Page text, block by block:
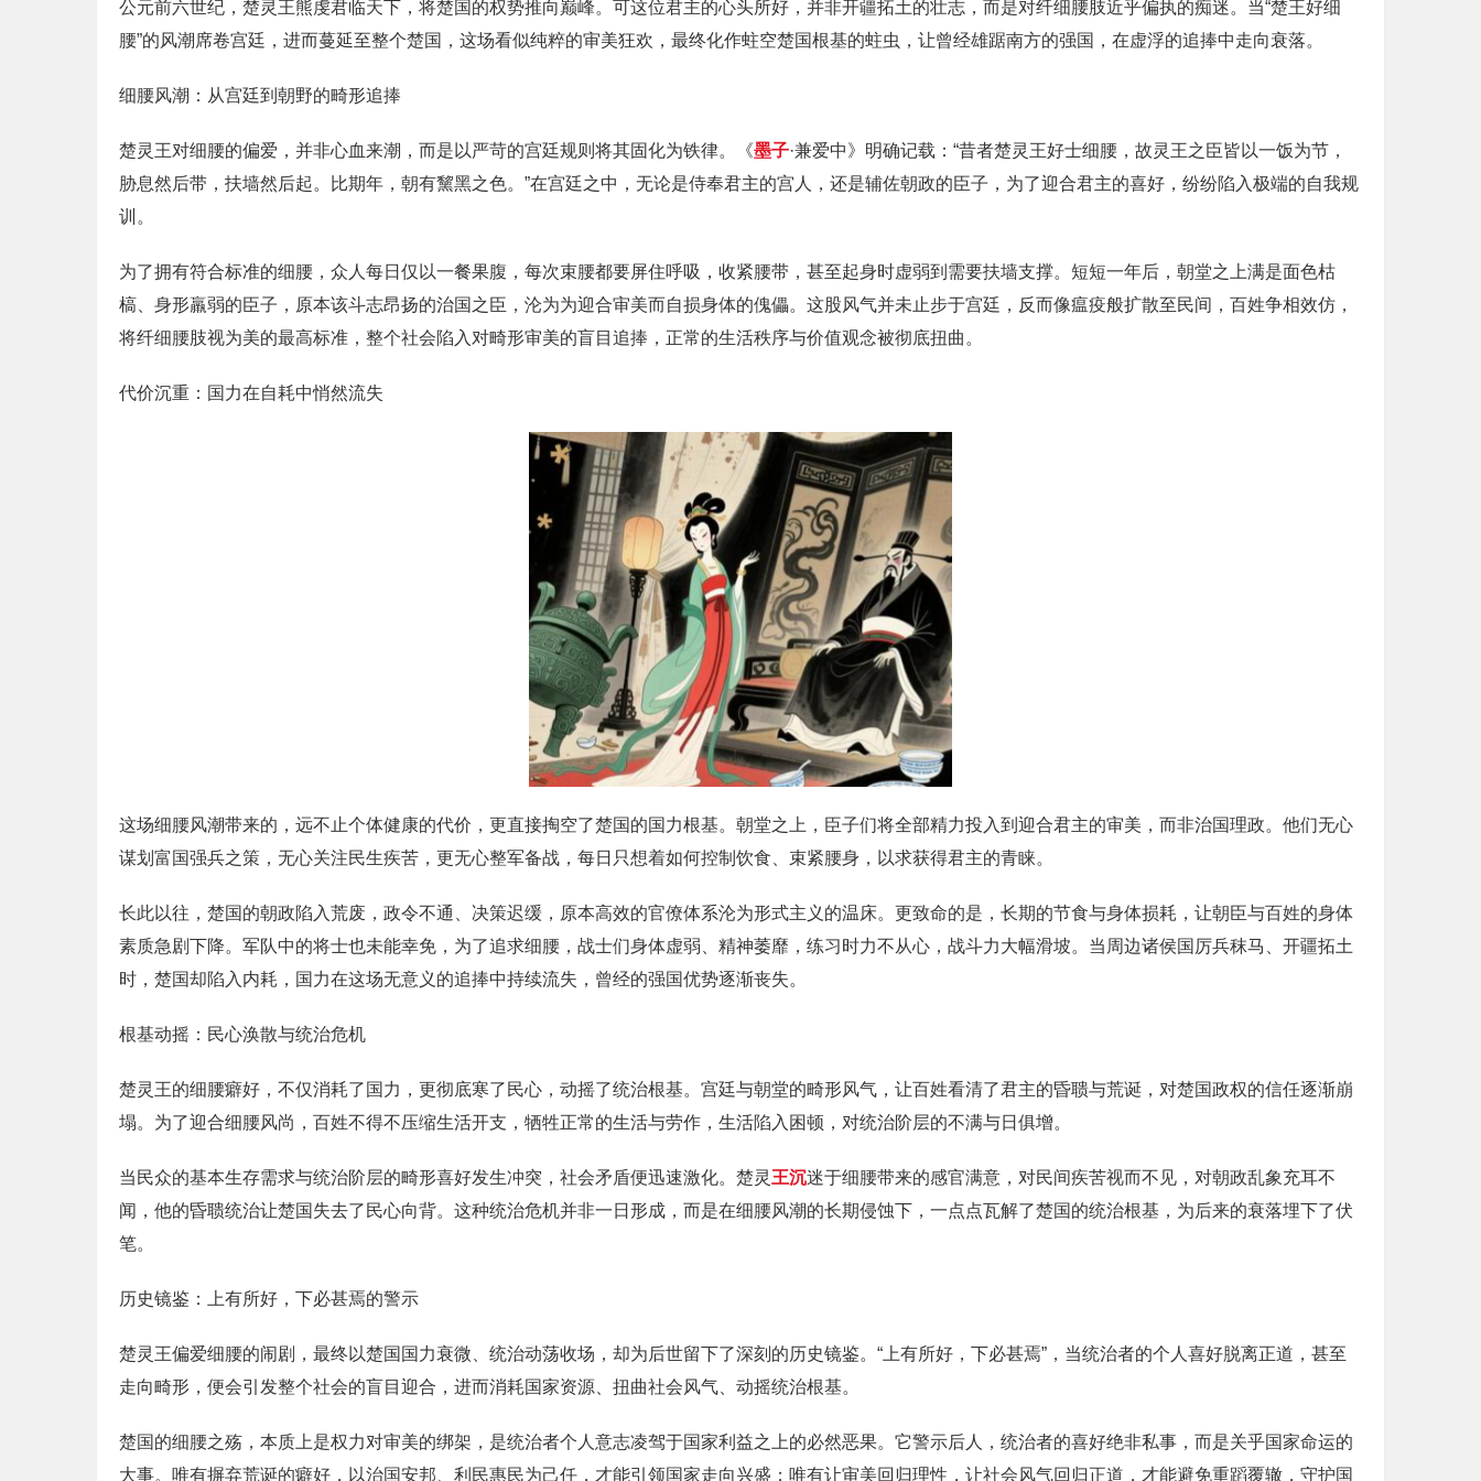
公元前六世纪，楚灵王熊虔君临天下，将楚国的权势推向巅峰。可这位君主的心头所好，并非开疆拓土的壮志，而是对纤细腰肢近乎偏执的痴迷。当“楚王好细
腰”的风潮席卷宫廷，进而蔓延至整个楚国，这场看似纯粹的审美狂欢，最终化作蛀空楚国根基的蛀虫，让曾经雄踞南方的强国，在虚浮的追捧中走向衰落。
细腰风潮：从宫廷到朝野的畸形追捧
楚灵王对细腰的偏爱，并非心血来潮，而是以严苛的宫廷规则将其固化为铁律。《墨子·兼爱中》明确记载：“昔者楚灵王好士细腰，故灵王之臣皆以一饭为节，
胁息然后带，扶墙然后起。比期年，朝有黧黑之色。”在宫廷之中，无论是侍奉君主的宫人，还是辅佐朝政的臣子，为了迎合君主的喜好，纷纷陷入极端的自我规
训。
为了拥有符合标准的细腰，众人每日仅以一餐果腹，每次束腰都要屏住呼吸，收紧腰带，甚至起身时虚弱到需要扶墙支撑。短短一年后，朝堂之上满是面色枯
槁、身形羸弱的臣子，原本该斗志昂扬的治国之臣，沦为为迎合审美而自损身体的傀儡。这股风气并未止步于宫廷，反而像瘟疫般扩散至民间，百姓争相效仿，
将纤细腰肢视为美的最高标准，整个社会陷入对畸形审美的盲目追捧，正常的生活秩序与价值观念被彻底扭曲。
代价沉重：国力在自耗中悄然流失
这场细腰风潮带来的，远不止个体健康的代价，更直接掏空了楚国的国力根基。朝堂之上，臣子们将全部精力投入到迎合君主的审美，而非治国理政。他们无心
谋划富国强兵之策，无心关注民生疾苦，更无心整军备战，每日只想着如何控制饮食、束紧腰身，以求获得君主的青睐。
长此以往，楚国的朝政陷入荒废，政令不通、决策迟缓，原本高效的官僚体系沦为形式主义的温床。更致命的是，长期的节食与身体损耗，让朝臣与百姓的身体
素质急剧下降。军队中的将士也未能幸免，为了追求细腰，战士们身体虚弱、精神萎靡，练习时力不从心，战斗力大幅滑坡。当周边诸侯国厉兵秣马、开疆拓土
时，楚国却陷入内耗，国力在这场无意义的追捧中持续流失，曾经的强国优势逐渐丧失。
根基动摇：民心涣散与统治危机
楚灵王的细腰癖好，不仅消耗了国力，更彻底寒了民心，动摇了统治根基。宫廷与朝堂的畸形风气，让百姓看清了君主的昏聩与荒诞，对楚国政权的信任逐渐崩
塌。为了迎合细腰风尚，百姓不得不压缩生活开支，牺牲正常的生活与劳作，生活陷入困顿，对统治阶层的不满与日俱增。
当民众的基本生存需求与统治阶层的畸形喜好发生冲突，社会矛盾便迅速激化。楚灵 王沉迷于细腰带来的感官满意，对民间疾苦视而不见，对朝政乱象充耳不
闻，他的昏聩统治让楚国失去了民心向背。这种统治危机并非一日形成，而是在细腰风潮的长期侵蚀下，一点点瓦解了楚国的统治根基，为后来的衰落埋下了伏
笔。
历史镜鉴：上有所好，下必甚焉的警示
楚灵王偏爱细腰的闹剧，最终以楚国国力衰微、统治动荡收场，却为后世留下了深刻的历史镜鉴。“上有所好，下必甚焉”，当统治者的个人喜好脱离正道，甚至
走向畸形，便会引发整个社会的盲目迎合，进而消耗国家资源、扭曲社会风气、动摇统治根基。
楚国的细腰之殇，本质上是权力对审美的绑架，是统治者个人意志凌驾于国家利益之上的必然恶果。它警示后人，统治者的喜好绝非私事，而是关乎国家命运的
大事。唯有摒弃荒诞的癖好，以治国安邦、利民惠民为己任，才能引领国家走向兴盛；唯有让审美回归理性，让社会风气回归正道，才能避免重蹈覆辙，守护国